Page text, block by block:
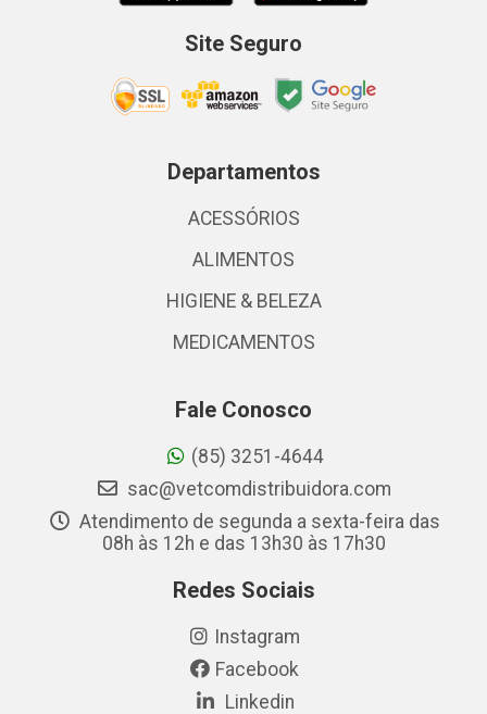
Site Seguro
Departamentos
ACESSÓRIOS
ALIMENTOS
HIGIENE & BELEZA
MEDICAMENTOS
Fale Conosco
(85) 3251-4644
sac@vetcomdistribuidora.com
Atendimento de segunda a sexta-feira das
08h às 12h e das 13h30 às 17h30
Redes Sociais
Instagram
Facebook
Linkedin